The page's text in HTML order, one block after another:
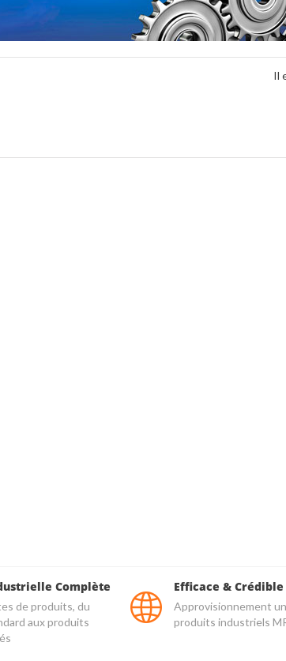
Il
Complète
de produits, du
aux produits
Efficace & Crédible
Approvisionnement
produits industriels